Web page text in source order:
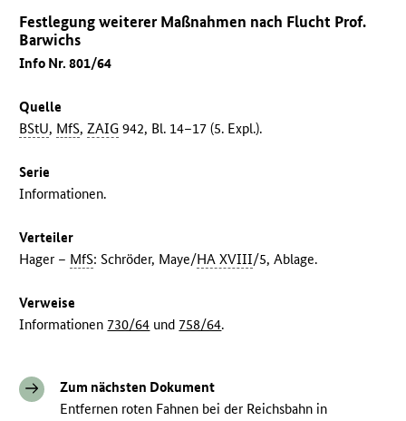
Festlegung weiterer Maßnahmen nach Flucht Prof.
Barwichs
Info Nr. 801/64
Quelle
BStU, MfS,ZAIG 942, Bl. 14–17 (5. Expl.).
Serie
Informationen.
Verteiler
Hager – MfS: Schröder, Maye/HA XVIII/5, Ablage.
Verweise
Informationen 730/64 und 758/64.
Zum nächsten Dokument
Entfernen roten Fahnen bei der Reichsbahn in